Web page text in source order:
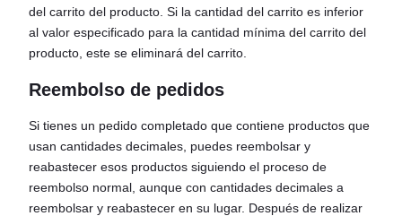
del carrito del producto. Si la cantidad del carrito es inferior
al valor especificado para la cantidad mínima del carrito del
producto, este se eliminará del carrito.
Reembolso de pedidos
Si tienes un pedido completado que contiene productos que
usan cantidades decimales, puedes reembolsar y
reabastecer esos productos siguiendo el proceso de
reembolso normal, aunque con cantidades decimales a
reembolsar y reabastecer en su lugar. Después de realizar